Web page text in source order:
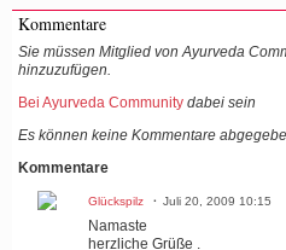
Kommentare
Sie müssen Mitglied von Ayurveda
hinzuzufügen.
Bei Ayurveda Community dabei sein
Es können keine Kommentare
Kommentare
Glückspilz Juli 20, 2009 10:15
Namaste
herzliche Grüße .